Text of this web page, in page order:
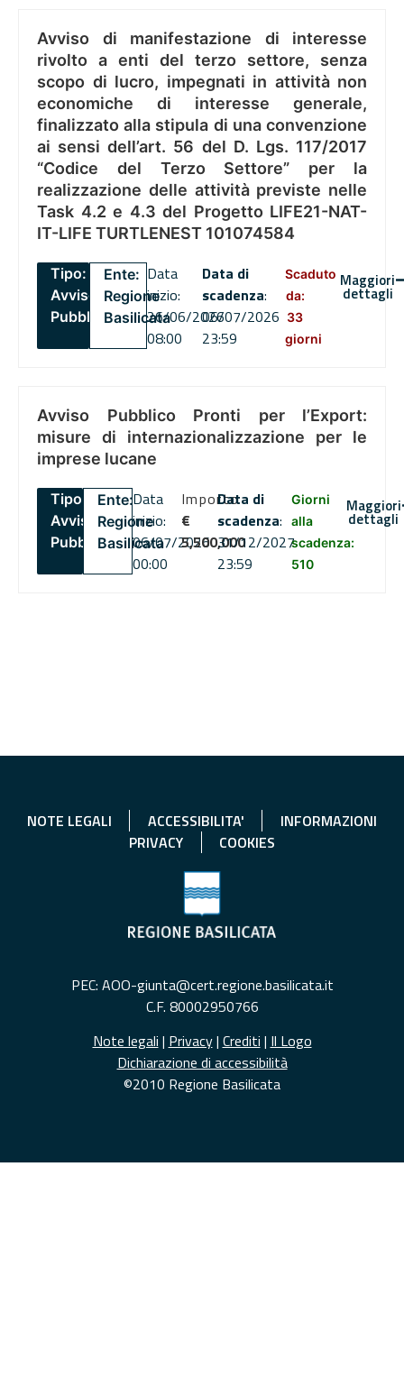
Avviso di manifestazione di interesse
rivolto a enti del terzo settore, senza
scopo di lucro, impegnati in attività non
economiche di interesse generale,
finalizzato alla stipula di una convenzione
ai sensi dell’art. 56 del D. Lgs. 117/2017
“Codice del Terzo Settore” per la
realizzazione delle attività previste nelle
Task 4.2 e 4.3 del Progetto LIFE21-NAT-
IT-LIFE TURTLENEST 101074584
Tipo:
Avviso
Pubblico
Ente:
Regione
Basilicata
Data
inizio:
26/06/2026
08:00
Data di
scadenza:
06/07/2026
23:59
Scaduto
da:
33
giorni
Maggiori
dettagli
Avviso Pubblico Pronti per l’Export:
misure di internazionalizzazione per le
imprese lucane
Tipo:
Avviso
Pubblico
Ente:
Regione
Basilicata
Data
inizio:
06/07/2026
00:00
Importo
€
5,500,000
Data di
scadenza:
31/12/2027
23:59
Giorni
alla
scadenza:
510
Maggiori
dettagli
NOTE LEGALI ACCESSIBILITA'
INFORMAZIONI
PRIVACY
COOKIES
PEC: AOO-giunta@cert.regione.basilicata.it
C.F. 80002950766
Note legali | Privacy| Crediti | Il Logo
Dichiarazione di accessibilità
©2010 Regione Basilicata